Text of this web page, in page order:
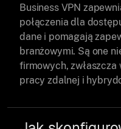
Business VPN
połączenia dla
dane i pomagają
branżowymi. Są one
firmowych,
pracy zdalnej i